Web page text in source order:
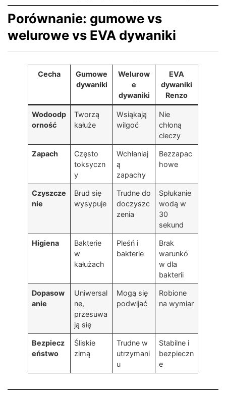
Porównanie: gumowe vs
welurowe vs EVA dywaniki
Cecha
Gumowe
dywaniki
Welurow
e
dywaniki
EVA
dywaniki
Renzo
Wodoodp
orność
Tworzą
kałuże
Wsiąkają
wilgoć
Nie
chłoną
cieczy
Zapach
Często
toksyczn
y
Wchłaniaj
ą
zapachy
Bezzapac
howe
Czyszcze
nie
Brud się
wysypuje
Trudne do
doczyszc
zenia
Spłukanie
wodą w
30
sekund
Higiena
Bakterie
w
kałużach
Pleśń i
bakterie
Brak
warunkó
w dla
bakterii
Dopasow
anie
Uniwersal
ne,
przesuwa
ją się
Mogą się
podwijać
Robione
na wymiar
Bezpiecz
eństwo
Śliskie
zimą
Trudne w
utrzymani
u
Stabilne i
bezpieczn
e